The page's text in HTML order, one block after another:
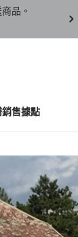
品。
銷售據點